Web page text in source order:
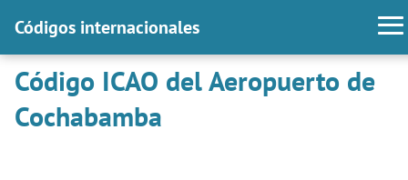
Códigos internacionales
Código ICAO del Aeropuerto de
Cochabamba